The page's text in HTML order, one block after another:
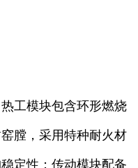
工模块包含环形燃烧
膛，采用特种耐火材
定性；传动模块配备